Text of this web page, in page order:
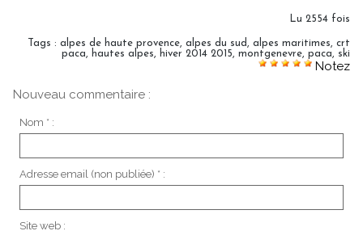
Lu 2554 fois
Tags : alpes de haute provence alpes du sud alpes maritimes
crt
paca
hautes alpes hiver 2014 2015 montgenevre paca ski
Notez
Nouveau commentaire :
Nom * :
Adresse email (non publiée) * :
Site web :